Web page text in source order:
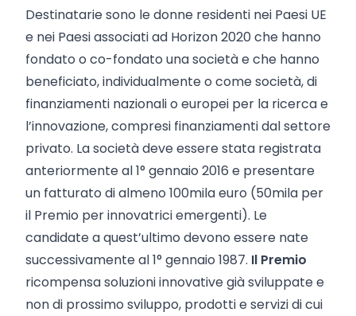
Destinatarie sono le donne residenti nei Paesi UE
e nei Paesi associati ad Horizon 2020 che hanno
fondato o co-fondato una società e che hanno
beneficiato, individualmente o come società, di
finanziamenti nazionali o europei per la ricerca e
l’innovazione, compresi finanziamenti dal settore
privato. La società deve essere stata registrata
anteriormente al 1° gennaio 2016 e presentare
un fatturato di almeno 100mila euro (50mila per
il Premio per innovatrici emergenti). Le
candidate a quest’ultimo devono essere nate
successivamente al 1° gennaio 1987. Il Premio
ricompensa soluzioni innovative già sviluppate e
non di prossimo sviluppo, prodotti e servizi di cui